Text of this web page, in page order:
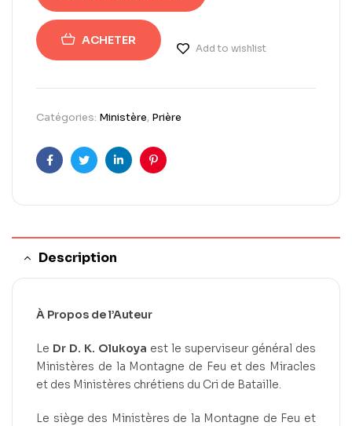
ACHETER
Add to wishlist
Catégories: Ministère, Prière
FacebookTwitterLinkedinPinterest
Description
À Propos de l’Auteur
Le Dr D. K. Olukoya est le superviseur général des
Ministères de la Montagne de Feu et des Miracles
et des Ministères chrétiens du Cri de Bataille.
Le siège des Ministères de la Montagne de Feu et